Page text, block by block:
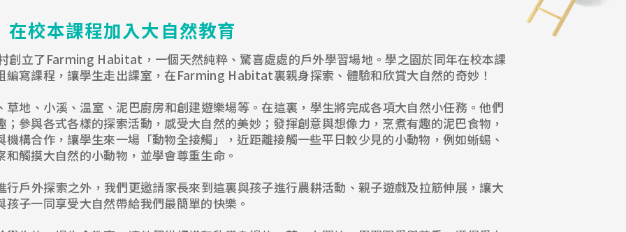
校本課程加入大自然教育
立了Farming Habitat，一個天然純粹、驚喜處處的戶外學習場地。學之園於同年在校本課
編寫課程，讓學生走出課室，在Farming Habitat裏親身探索、體驗和欣賞大自然的奇妙！
地、小溪、温室、泥巴廚房和創建遊樂場等。在這裏，學生將完成各項大自然小任務。他們
參與各式各樣的探索活動，感受大自然的美妙；發揮創意與想像力，烹煮有趣的泥巴食物，
構合作，讓學生來一場「動物全接觸」，近距離接觸一些平日較少見的小動物，例如蜥蜴、
觸摸大自然的小動物，並學會尊重生命。
戶外探索之外，我們更邀請家長來到這裏與孩子進行農耕活動、親子遊戲及拉筋伸展，讓大
子一同享受大自然帶給我們最簡單的快樂。